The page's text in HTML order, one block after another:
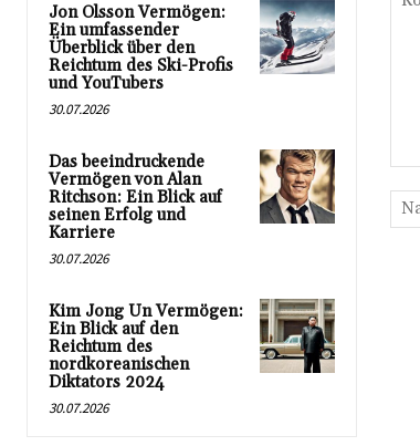
Jon Olsson Vermögen:
Ein umfassender
Überblick über den
Reichtum des Ski-Profis
und YouTubers
30.07.2026
Das beeindruckende
Vermögen von Alan
Ritchson: Ein Blick auf
seinen Erfolg und
Karriere
30.07.2026
Kim Jong Un Vermögen:
Ein Blick auf den
Reichtum des
nordkoreanischen
Diktators 2024
30.07.2026